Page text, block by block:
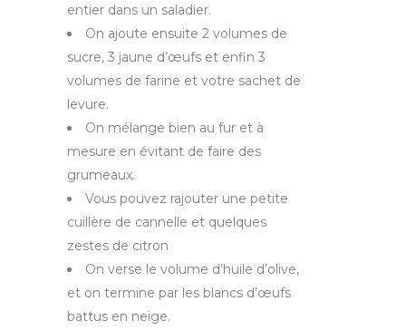
entier dans un saladier.
On ajoute ensuite 2 volumes de
sucre, 3 jaune d’œufs et enfin 3
volumes de farine et votre sachet de
levure.
On mélange bien au fur et à
mesure en évitant de faire des
grumeaux.
Vous pouvez rajouter une petite
cuillère de cannelle et quelques
zestes de citron
On verse le volume d’huile d’olive,
et on termine par les blancs d’œufs
battus en neige.